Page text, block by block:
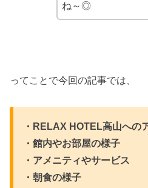
ね～◎
ってことで今回の記事では、
・RELAX HOTEL高山への
・館内やお部屋の様子
・アメニティやサービス
・朝食の様子